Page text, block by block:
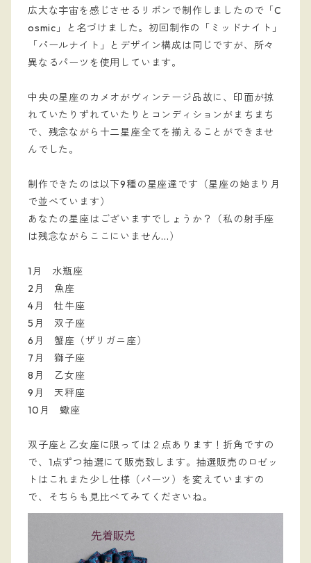
広大な宇宙を感じさせるリボンで制作しましたので「C
osmic」と名づけました。初回制作の「ミッドナイト」
「パールナイト」とデザイン構成は同じですが、所々
異なるパーツを使用しています。
中央の星座のカメオがヴィンテージ品故に、印面が掠
れていたりずれていたりとコンディションがまちまち
で、残念ながら十二星座全てを揃えることができませ
んでした。
制作できたのは以下9種の星座達です（星座の始まり月
で並べています）
あなたの星座はございますでしょうか？（私の射手座
は残念ながらここにいません...）
1月 水瓶座
2月 魚座
4月 牡牛座
5月 双子座
6月 蟹座（ザリガニ座）
7月 獅子座
8月 乙女座
9月 天秤座
10月 蠍座
双子座と乙女座に限っては２点あります！折角ですの
で、1点ずつ抽選にて販売致します。抽選販売のロゼッ
トはこれまた少し仕様（パーツ）を変えていますの
で、そちらも見比べてみてくださいね。